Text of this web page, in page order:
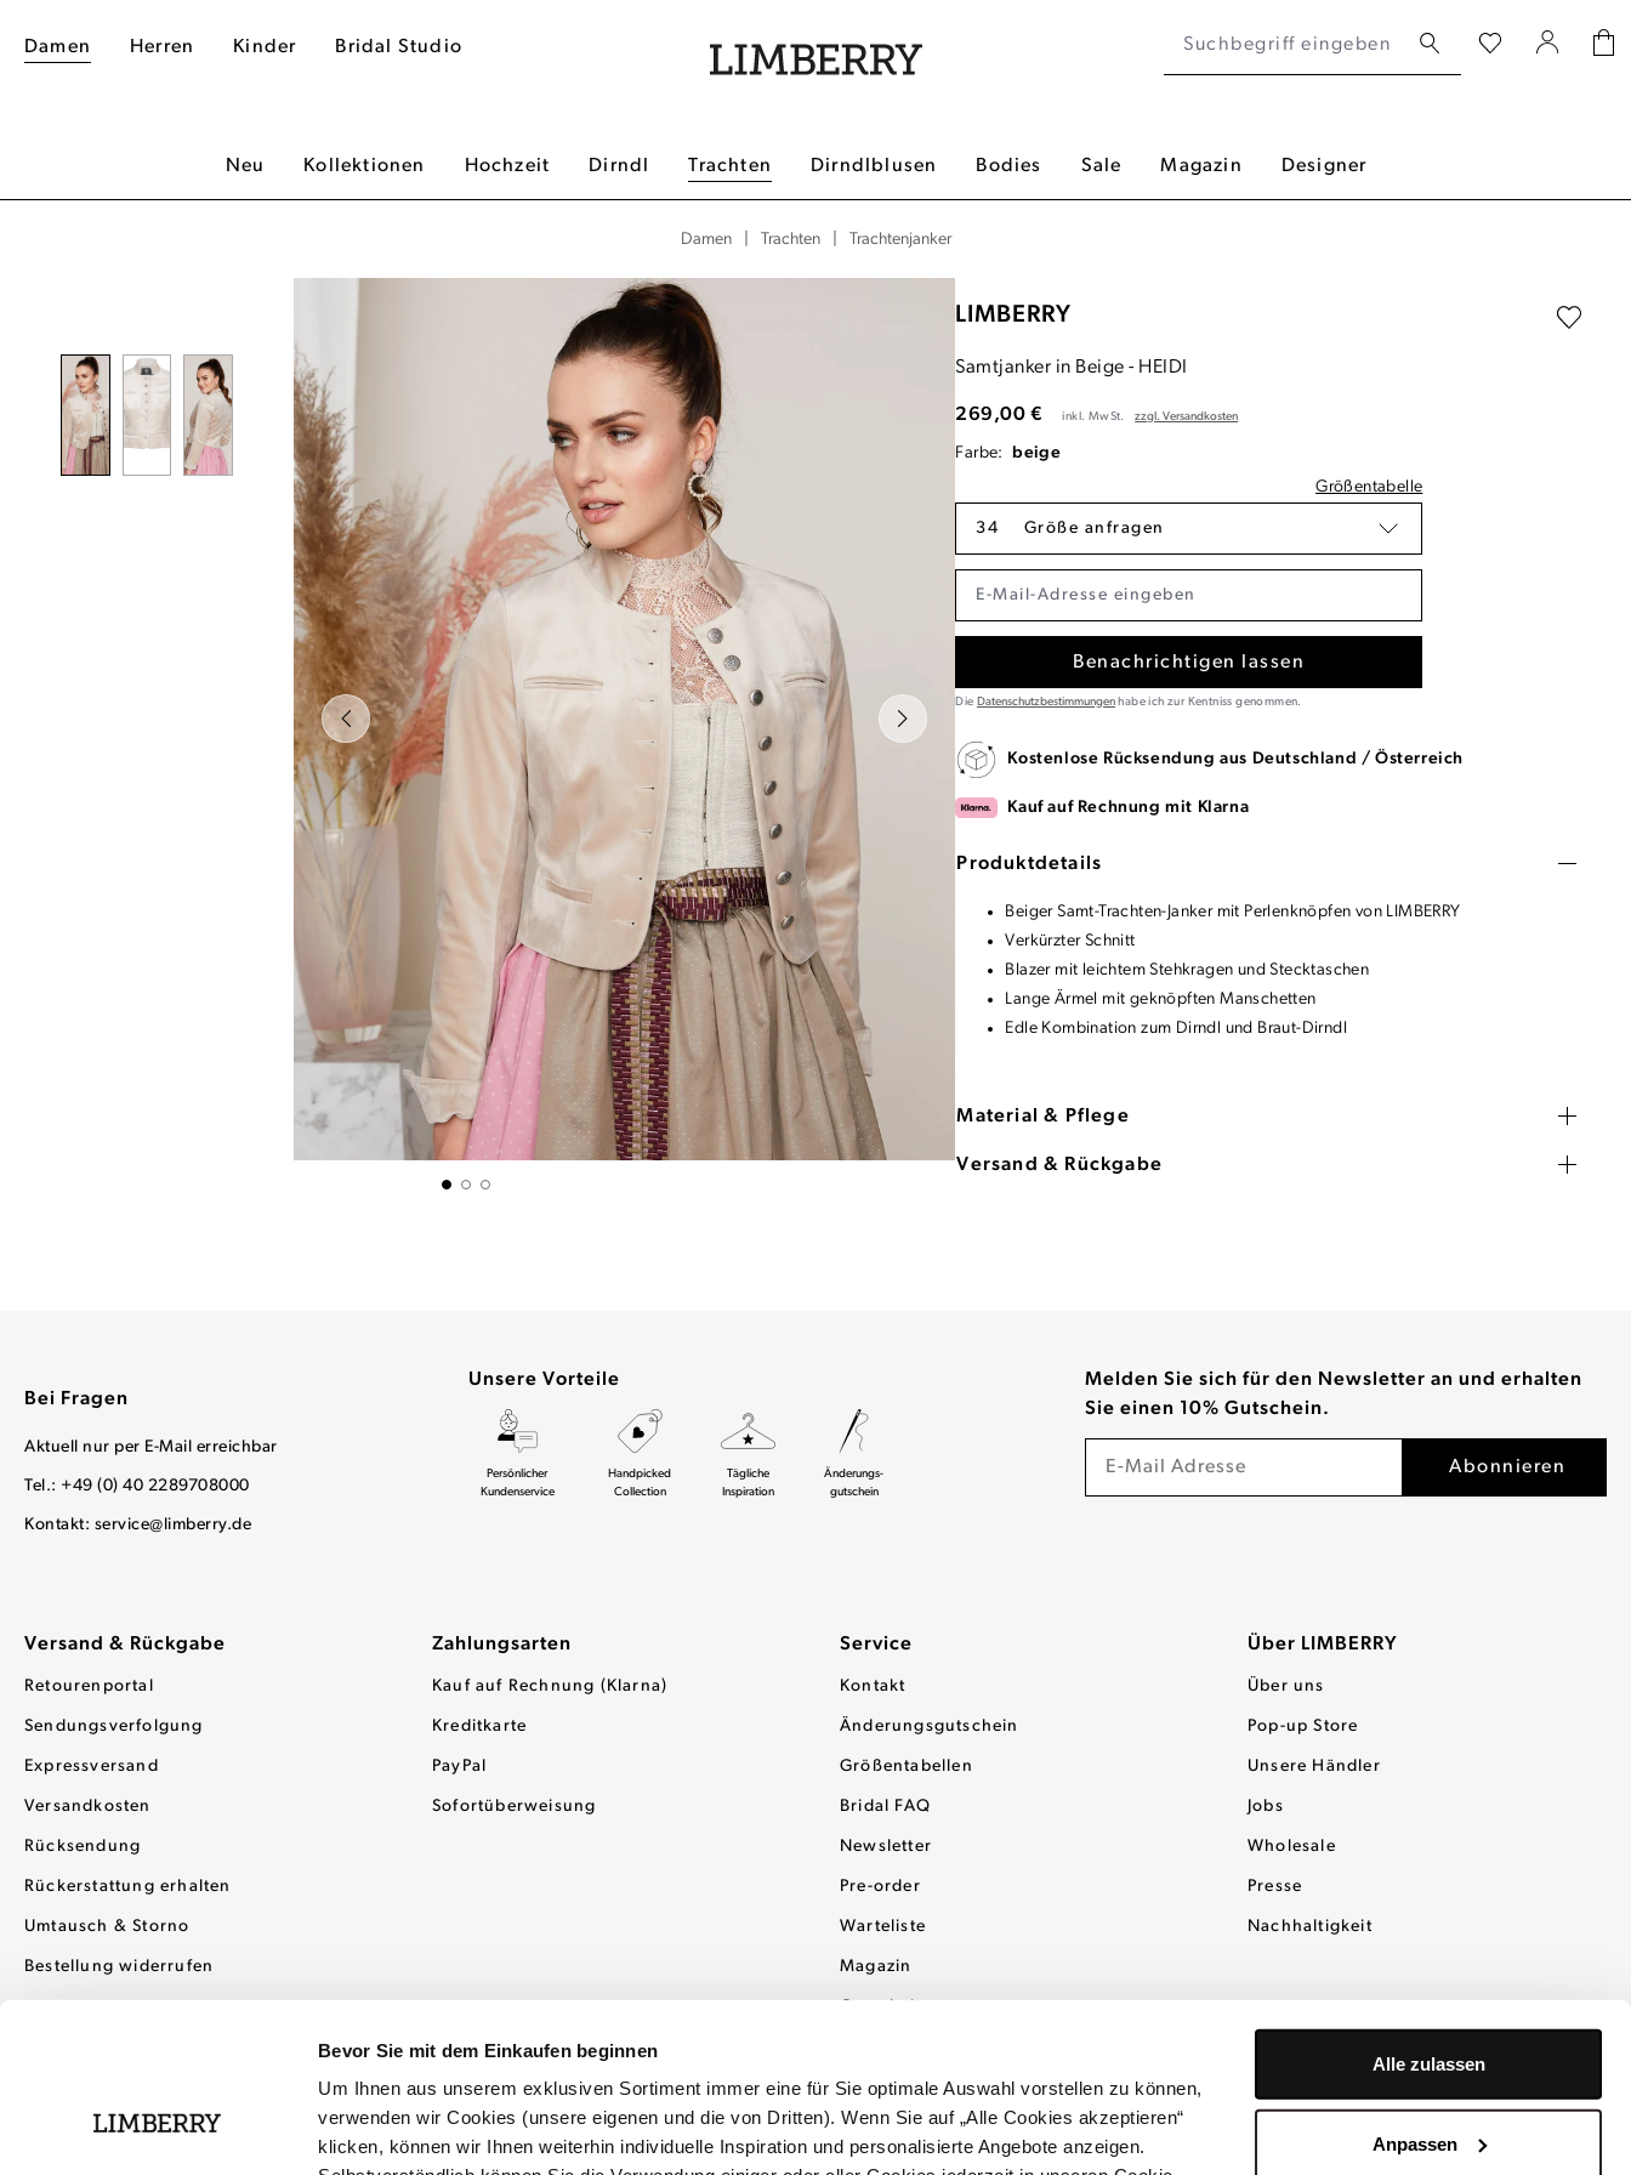
Bevor Sie mit dem Einkaufen beginnen
Um Ihnen aus unserem exklusiven Sortiment immer eine für Sie optimale Auswahl vorstellen zu können,
verwenden wir Cookies (unsere eigenen und die von Dritten). Wenn Sie auf „Alle Cookies akzeptieren“
klicken, können wir Ihnen weiterhin individuelle Inspiration und personalisierte Angebote anzeigen.
Alle zulassen
Anpassen
Damen Herren Kinder Bridal Studio
Neu Kollektionen Hochzeit Dirndl Trachten Dirndlblusen Bodies Sale Magazin Designer
Damen Trachten Trachtenjanker
LIMBERRY
Samtjanker in Beige- HEIDI
269,00 € inkl. MwSt. zzgl. Versandkosten
Farbe:
beige
Größentabelle
34 Größe anfragen
Benachrichtigen lassen
Die Datenschutzbestimmungenhabe ich zur Kentniss genommen.
Kostenlose Rücksendung aus Deutschland / Österreich
Kauf auf Rechnung mit Klarna
Produktdetails
Beiger Samt-Trachten-Janker mit Perlenknöpfen von LIMBERRY
Verkürzter Schnitt
Blazer mit leichtem Stehkragen und Stecktaschen
Lange Ärmel mit geknöpften Manschetten
Edle Kombination zum Dirndl und Braut-Dirndl
Material & Pflege
Versand & Rückgabe
Versand & Rückgabe
Retourenportal
Sendungsverfolgung
Expressversand
Versandkosten
Rücksendung
Rückerstattung erhalten
Umtausch & Storno
Bestellung widerrufen
Zahlungsarten
Kauf auf Rechnung (Klarna)
Kreditkarte
PayPal
Sofortüberweisung
Service
Kontakt
Änderungsgutschein
Größentabellen
Bridal FAQ
Newsletter
Pre-order
Warteliste
Magazin
Über LIMBERRY
Über uns
Pop-up Store
Unsere Händler
Jobs
Wholesale
Presse
Nachhaltigkeit
Melden Sie sich für den Newsletter an und erhalten
Sie einen 10% Gutschein.
Unsere Vorteile
Persönlicher
Kundenservice
Handpicked
Collection
Tägliche
Inspiration
Änderungs-
gutschein
Bei Fragen
Aktuell nur per E-Mail erreichbar
Tel.: +49 (0) 40 2289708000
Kontakt: service@limberry.de